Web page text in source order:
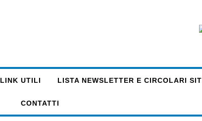
LINK UTILI LISTA NEWSLETTER E CIRCOLARI SIT
CONTATTI